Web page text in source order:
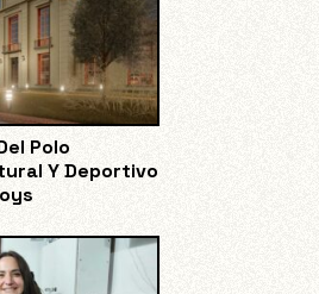
Polo
Y Deportivo